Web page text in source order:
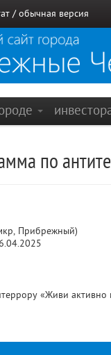
/ обычная версия
по
Прибрежный)
«Живи активно